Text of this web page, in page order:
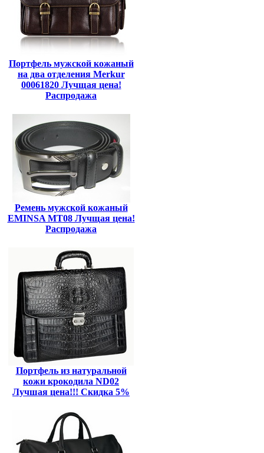
Портфель мужской кожаный
на два отделения Merkur
00061820 Лучщая цена!
Распродажа
Ремень мужской кожаный
EMINSA MT08 Лучщая цена!
Распродажа
Портфель из натуральной
кожи крокодила ND02
Лучшая цена!!! Скидка 5%